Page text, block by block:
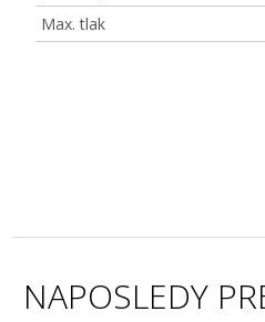
Max. tlak
NAPOSLEDY